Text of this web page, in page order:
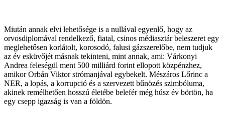
Miután annak elvi lehetősége is a nullával egyenlő, hogy az
orvosdiplomával rendelkező, fiatal, csinos médiasztár beleszeret egy
meglehetősen korlátolt, korosodó, falusi gázszerelőbe, nem tudjuk
az év esküvőjét másnak tekinteni, mint annak, ami: Várkonyi
Andrea feleségül ment 500 milliárd forint ellopott közpénzhez,
amikor Orbán Viktor strómanjával egybekelt. Mészáros Lőrinc a
NER, a lopás, a korrupció és a szervezett bűnözés szimbóluma,
akinek remélhetően hosszú életébe belefér még húsz év börtön, ha
egy csepp igazság is van a földön.